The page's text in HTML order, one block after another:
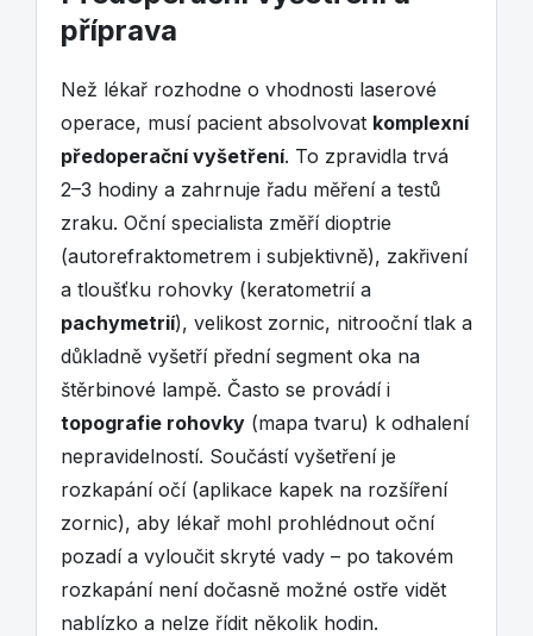
příprava
Než lékař rozhodne o vhodnosti laserové
operace, musí pacient absolvovat komplexní
předoperační vyšetření. To zpravidla trvá
2–3 hodiny a zahrnuje řadu měření a testů
zraku. Oční specialista změří dioptrie
(autorefraktometrem i subjektivně), zakřivení
a tloušťku rohovky (keratometrií a
pachymetrií), velikost zornic, nitrooční tlak a
důkladně vyšetří přední segment oka na
štěrbinové lampě. Často se provádí i
topografie rohovky (mapa tvaru) k odhalení
nepravidelností. Součástí vyšetření je
rozkapání očí (aplikace kapek na rozšíření
zornic), aby lékař mohl prohlédnout oční
pozadí a vyloučit skryté vady – po takovém
rozkapání není dočasně možné ostře vidět
nablízko a nelze řídit několik hodin.